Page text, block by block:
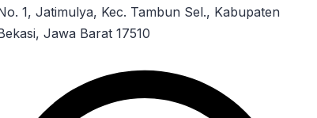
1, Jatimulya, Kec. Tambun Sel., Kabupaten
Jawa Barat 17510